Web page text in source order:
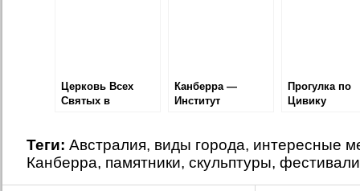
Церковь Всех
Святых в
Канберра —
Институт
Прогулка по
Цивику
Теги: Австралия, виды города, интересные
Канберра, памятники, скульптуры, фестивали